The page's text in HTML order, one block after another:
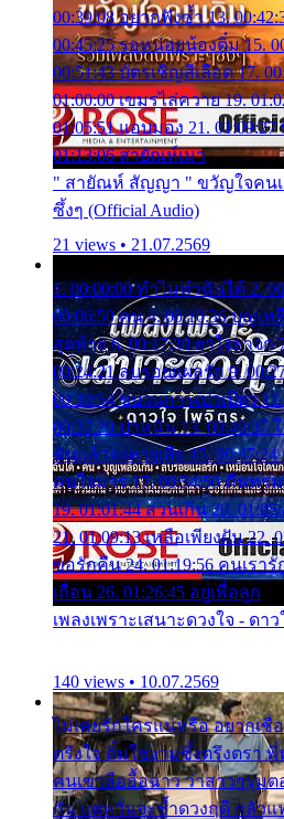
00:39:08 อยากฟังซ้ำ 13.
00:45:25 รอหน่อยน้องติ๋ม 15.
00:51:43 บัตรเชิญสีเลือด 17.
01:00:00 เขมรไล่ควาย 19.
01:05:51 แอบมอง 21.
01:13:06 สายัณห์เมา
" สายัณห์ สัญญา " ขวัญใจคนเ
ซึ้งๆ (Official Audio)
21 views • 21.07.2569
1. 00:00:00 ทำไมทำฉันได้ 2.
00:06:50 คน 4. 00:10:36 บุญเ
สุดท้าย 6. 00:17:30 ยาใจยาจก
00:24:21 ลบรอยแผลรัก 9.
00:30:54 ขบวนการเปาเปียว
00:37:20 ปาหนัน 13. 00:40:37
ฉันแล้วจงตายเสีย 15.
คนใจมาร 17. 00:54:50 คืนทร
19. 01:01:44 ส่วนเกิน 20.
21. 01:09:13 เหลือเพียงฝัน 22.
ขอรักคืน 24. 01:19:56 คนเรารั
เถื่อน 26. 01:26:45 อยู่เพื่อลูก
เพลงเพราะเสนาะดวงใจ - ดา
140 views • 10.07.2569
ไม่เคยรักใครแน่หรือ อยากเ
ตรึงใจ ติ๋มใช่งามซึ้งตรึงตรา
คนเขาลืออื้อฉาว ว่าสาวๆรุม
กัน แต่หวั่นจะช้ำดวงฤดี กลัว